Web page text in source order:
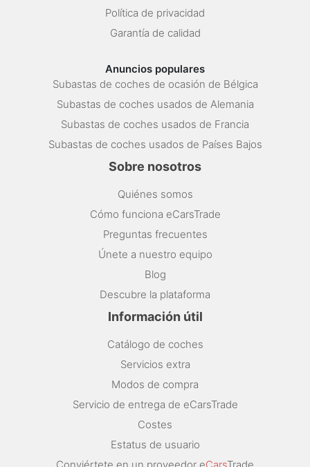
Política de privacidad
Garantía de calidad
Anuncios populares
Subastas de coches de ocasión de Bélgica
Subastas de coches usados de Alemania
Subastas de coches usados de Francia
Subastas de coches usados de Países Bajos
Sobre nosotros
Quiénes somos
Cómo funciona eCarsTrade
Preguntas frecuentes
Únete a nuestro equipo
Blog
Descubre la plataforma
Información útil
Catálogo de coches
Servicios extra
Modos de compra
Servicio de entrega de eCarsTrade
Costes
Estatus de usuario
Conviértete en un proveedor eCarsTrade